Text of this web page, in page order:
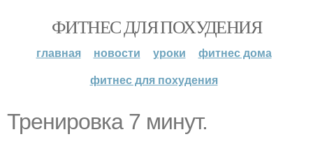
ФИТНЕС ДЛЯ ПОХУДЕНИЯ
главная новости уроки
фитнес дома
фитнес для похудения
Тренировка 7 минут.